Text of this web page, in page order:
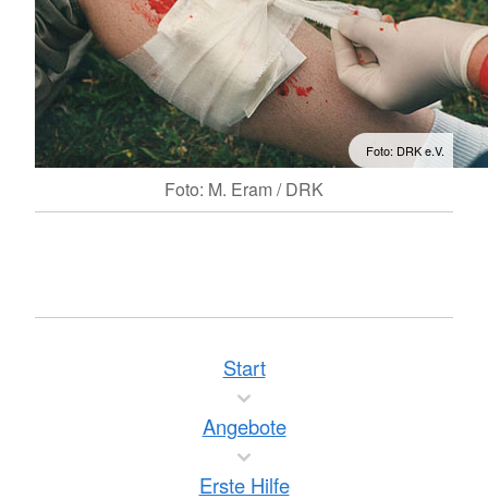
Foto: DRK e.V.
Foto: M. Eram / DRK
Start
Angebote
Erste Hilfe